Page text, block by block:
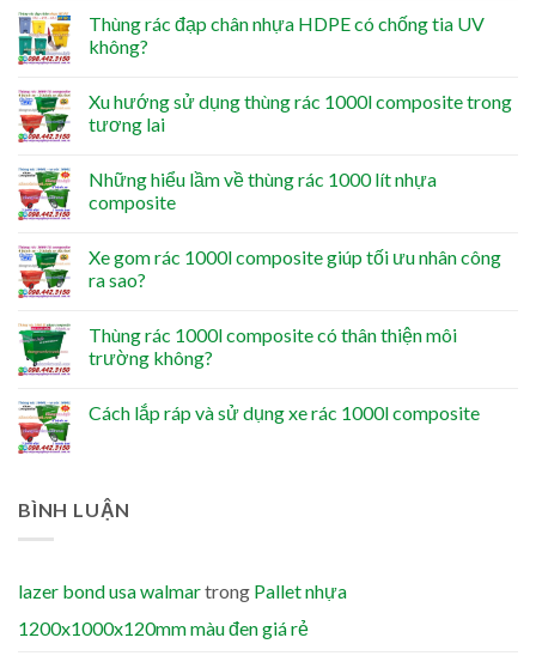
Thùng rác đạp chân nhựa HDPE có chống tia UV
không?
Xu hướng sử dụng thùng rác 1000l composite trong
tương lai
Những hiểu lầm về thùng rác 1000 lít nhựa
composite
Xe gom rác 1000l composite giúp tối ưu nhân công
ra sao?
Thùng rác 1000l composite có thân thiện môi
trường không?
Cách lắp ráp và sử dụng xe rác 1000l composite
BÌNH LUẬN
lazer bond usa walmartrong Pallet nhựa
1200x1000x120mm màu đen giá rẻ